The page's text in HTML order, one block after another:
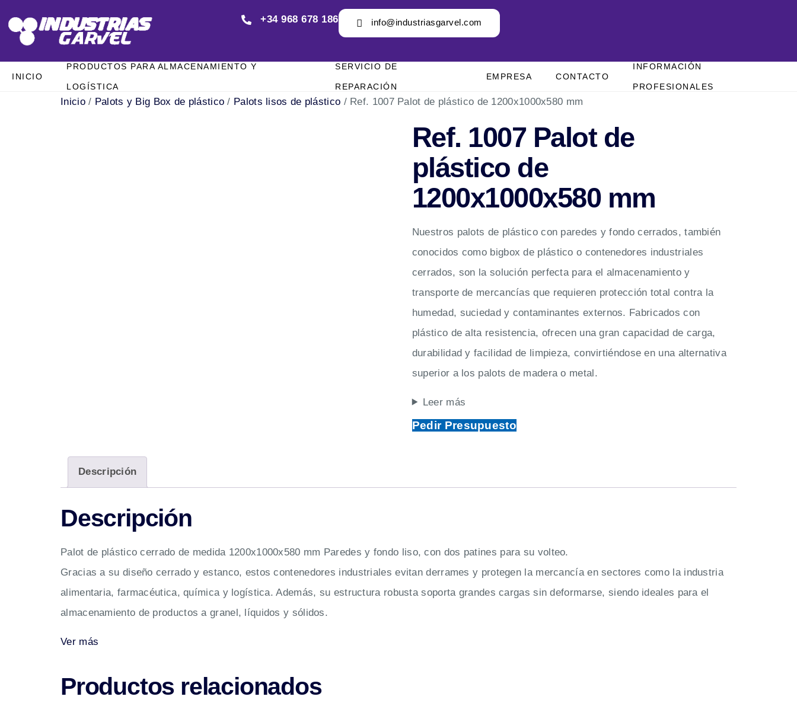
+34 968 678 186 info@industriasgarvel.com
INICIO
PRODUCTOS PARA ALMACENAMIENTO Y
LOGÍSTICA
SERVICIO DE
REPARACIÓN
EMPRESA CONTACTO
INFORMACIÓN
PROFESIONALES
Inicio/ Palots y Big Box de plástico / Palots lisos de plástico / Ref. 1007 Palot de plástico de 1200x1000x580 mm
Ref. 1007 Palot de
plástico de
1200x1000x580 mm
Nuestros palots de plástico con paredes y fondo cerrados, también
conocidos como bigbox de plástico o contenedores industriales
cerrados, son la solución perfecta para el almacenamiento y
transporte de mercancías que requieren protección total contra la
humedad, suciedad y contaminantes externos. Fabricados con
plástico de alta resistencia, ofrecen una gran capacidad de carga,
durabilidad y facilidad de limpieza, convirtiéndose en una alternativa
superior a los palots de madera o metal.
Leer más
Pedir Presupuesto
Descripción
Descripción
Palot de plástico cerrado de medida 1200x1000x580 mm Paredes y fondo liso, con dos patines para su volteo.
Gracias a su diseño cerrado y estanco, estos contenedores industriales evitan derrames y protegen la mercancía en sectores como la industria
alimentaria, farmacéutica, química y logística. Además, su estructura robusta soporta grandes cargas sin deformarse, siendo ideales para el
almacenamiento de productos a granel, líquidos y sólidos.
Ver más
Productos relacionados